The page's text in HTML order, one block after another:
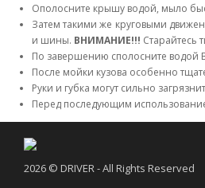
Ополосните крышу водой, мыло
Затем такими же круговыми
и шины. ВНИМАНИЕ!!! Старайтесь
По завершению сполосните водой
После мойки кузова особенно
Руки и губка могут сильно
Перед последующим
2026 © DRIVER - All Rights Reserved